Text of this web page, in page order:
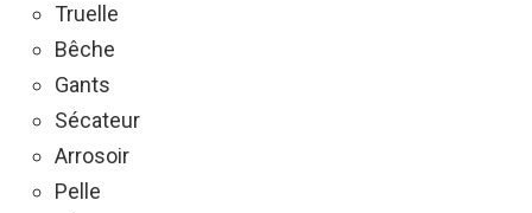
Truelle
Bêche
Gants
Sécateur
Arrosoir
Pelle